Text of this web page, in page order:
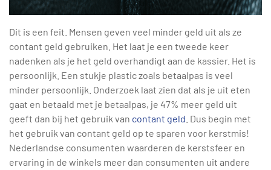
Dit is een feit. Mensen geven veel minder geld uit als ze
contant geld gebruiken. Het laat je een tweede keer
nadenken als je het geld overhandigt aan de kassier. Het is
persoonlijk. Een stukje plastic zoals betaalpas is veel
minder persoonlijk. Onderzoek laat zien dat als je uit eten
gaat en betaald met je betaalpas, je 47% meer geld uit
geeft dan bij het gebruik van contant geld . Dus begin met
het gebruik van contant geld op te sparen voor kerstmis!
Nederlandse consumenten waarderen de kerstsfeer en
ervaring in de winkels meer dan consumenten uit andere